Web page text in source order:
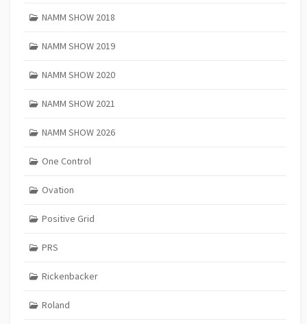
NAMM SHOW 2018
NAMM SHOW 2019
NAMM SHOW 2020
NAMM SHOW 2021
NAMM SHOW 2026
One Control
Ovation
Positive Grid
PRS
Rickenbacker
Roland